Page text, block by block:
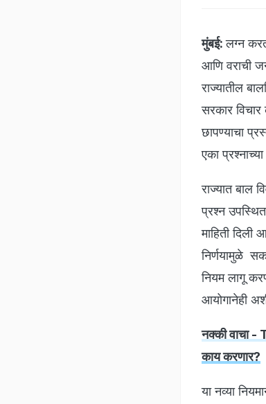
मुंबई: लग्न
आणि वराची
राज्यातील
सरकार
छापण्याचा
एका
​राज्यात बाल
प्रश्न उपस्थित
माहिती
निर्णयामुळे
नियम लागू
आयोगानेही
नक्की वाचा
काय करणार?
या नव्या